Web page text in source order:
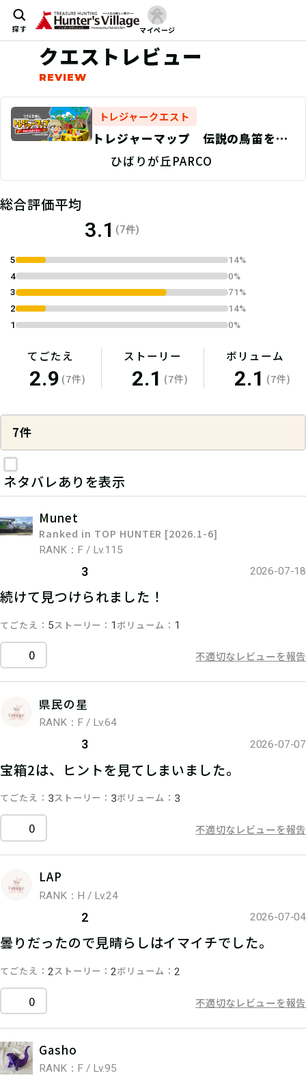
探す マイページ
クエストレビュー
トレジャークエスト
トレジャーマップ 伝説の鳥笛を探
せ！ 宝箱2
ひばりが丘PARCO
総合評価平均
3.1 (7件)
5
14%
4
0%
3
71%
2
14%
1
0%
てごたえ
2.9 (7件)
ストーリー
2.1 (7件)
ボリューム
2.1 (7件)
7件
ネタバレありを表示
Munet
Ranked in TOP HUNTER [2026.1-6]
RANK：F / Lv.115
3 2026-07-18
続けて見つけられました！
てごたえ 5ストーリー 1 ボリューム 1
0 不適切なレビューを報告
県民の星
RANK：F / Lv.64
3 2026-07-07
宝箱2は、ヒントを見てしまいました。
てごたえ 3ストーリー 3ボリューム 3
0 不適切なレビューを報告
LAP
RANK：H / Lv.24
2 2026-07-04
曇りだったので見晴らしはイマイチでした。
てごたえ 2ストーリー 2ボリューム 2
0 不適切なレビューを報告
Gasho
RANK：F / Lv.95